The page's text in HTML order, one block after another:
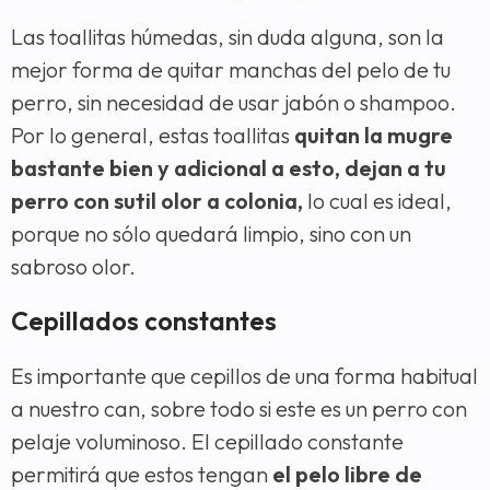
Las toallitas húmedas, sin duda alguna, son la
mejor forma de quitar manchas del pelo de tu
perro, sin necesidad de usar jabón o shampoo.
Por lo general, estas toallitas quitan la mugre
bastante bien y adicional a esto, dejan a tu
perro con sutil olor a colonia, lo cual es ideal,
porque no sólo quedará limpio, sino con un
sabroso olor.
Cepillados constantes
Es importante que cepillos de una forma habitual
a nuestro can, sobre todo si este es un perro con
pelaje voluminoso. El cepillado constante
permitirá que estos tengan el pelo libre de